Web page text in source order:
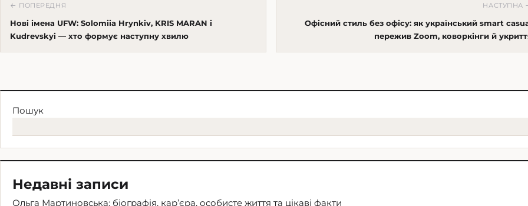
← ПОПЕРЕДНЯ
Нові імена UFW: Solomiia Hrynkiv, KRIS MARAN і
Kudrevskyi — хто формує наступну хвилю
НАСТУПНА
Офісний стиль без офісу: як український smart
пережив Zoom, коворкінги й
Пошук
Недавні записи
Ольга Мартиновська: біографія, кар’єра, особисте життя та цікаві факти